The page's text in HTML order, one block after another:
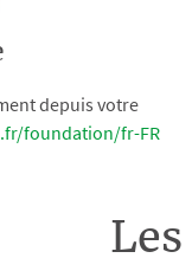
depuis votre
foundation/fr-FR